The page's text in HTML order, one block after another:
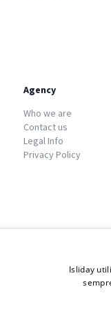
Agency
Who we are
Contact us
Legal Info
Privacy Policy
5 - 57034 Portoferraio -
Isliday